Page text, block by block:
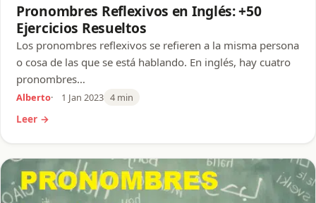
Pronombres Reflexivos en Inglés: +50
Ejercicios Resueltos
Los pronombres reflexivos se refieren a la misma persona
o cosa de las que se está hablando. En inglés, hay cuatro
pronombres…
Alberto 1 Jan 2023 4 min
Leer →